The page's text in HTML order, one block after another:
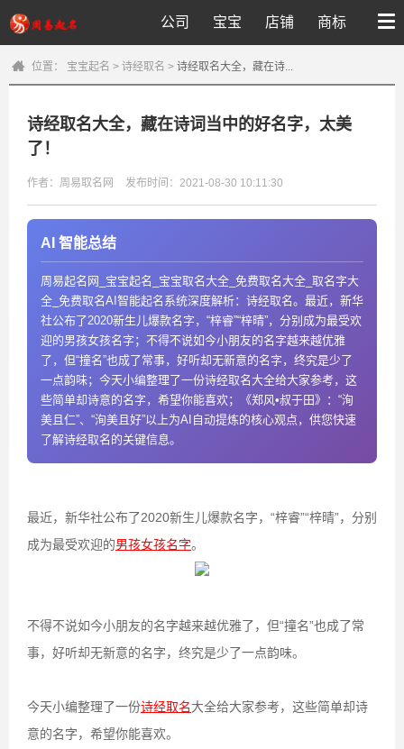
公司 宝宝 店铺 商标
位置： 宝宝起名 > 诗经取名 > 诗经取名大全，藏在诗...
诗经取名大全，藏在诗词当中的好名字，太美
了！
作者：周易取名网 发布时间：2021-08-30 10:11:30
AI 智能总结
周易起名网_宝宝起名_宝宝取名大全_免费取名大全_取名字大
全_免费取名AI智能起名系统深度解析：诗经取名。最近，新华
社公布了2020新生儿爆款名字，“梓睿”“梓晴”，分别成为最受欢
迎的男孩女孩名字；不得不说如今小朋友的名字越来越优雅
了，但“撞名”也成了常事，好听却无新意的名字，终究是少了
一点韵味；今天小编整理了一份诗经取名大全给大家参考，这
些简单却诗意的名字，希望你能喜欢；《郑风•叔于田》：“洵
美且仁”、“洵美且好”以上为AI自动提炼的核心观点，供您快速
了解诗经取名的关键信息。
最近，新华社公布了2020新生儿爆款名字，“梓睿”“梓晴”，分别
成为最受欢迎的男孩女孩名字。
不得不说如今小朋友的名字越来越优雅了，但“撞名”也成了常
事，好听却无新意的名字，终究是少了一点韵味。
今天小编整理了一份诗经取名大全给大家参考，这些简单却诗
意的名字，希望你能喜欢。